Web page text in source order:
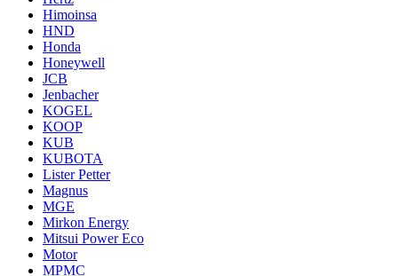
Himoinsa
HND
Honda
Honeywell
JCB
Jenbacher
KOGEL
KOOP
KUB
KUBOTA
Lister Petter
Magnus
MGE
Mirkon Energy
Mitsui Power Eco
Motor
MPMC